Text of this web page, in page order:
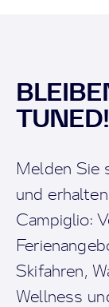
TUNED!
Melden Sie
und
Campiglio:
Skifahren,
Wellness